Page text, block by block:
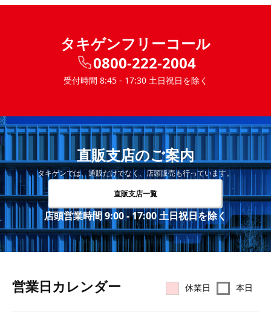
タキゲンフリーコール
0800-222-2004
受付時間 8:45 - 17:30 土日祝日を除く
直販支店のご案内
タキゲンでは、通販だけでなく、店頭販売も行っています。
直販支店一覧
店頭営業時間 9:00 - 17:00 土日祝日を除く
営業⽇カレンダー 休業日 本日